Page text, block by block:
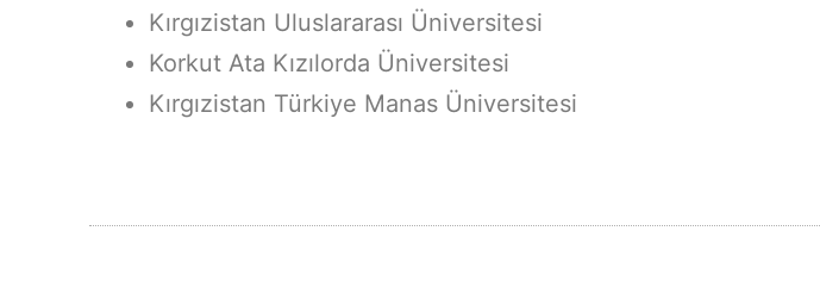
Kırgızistan Uluslararası Üniversitesi
Korkut Ata Kızılorda Üniversitesi
Kırgızistan Türkiye Manas Üniversitesi